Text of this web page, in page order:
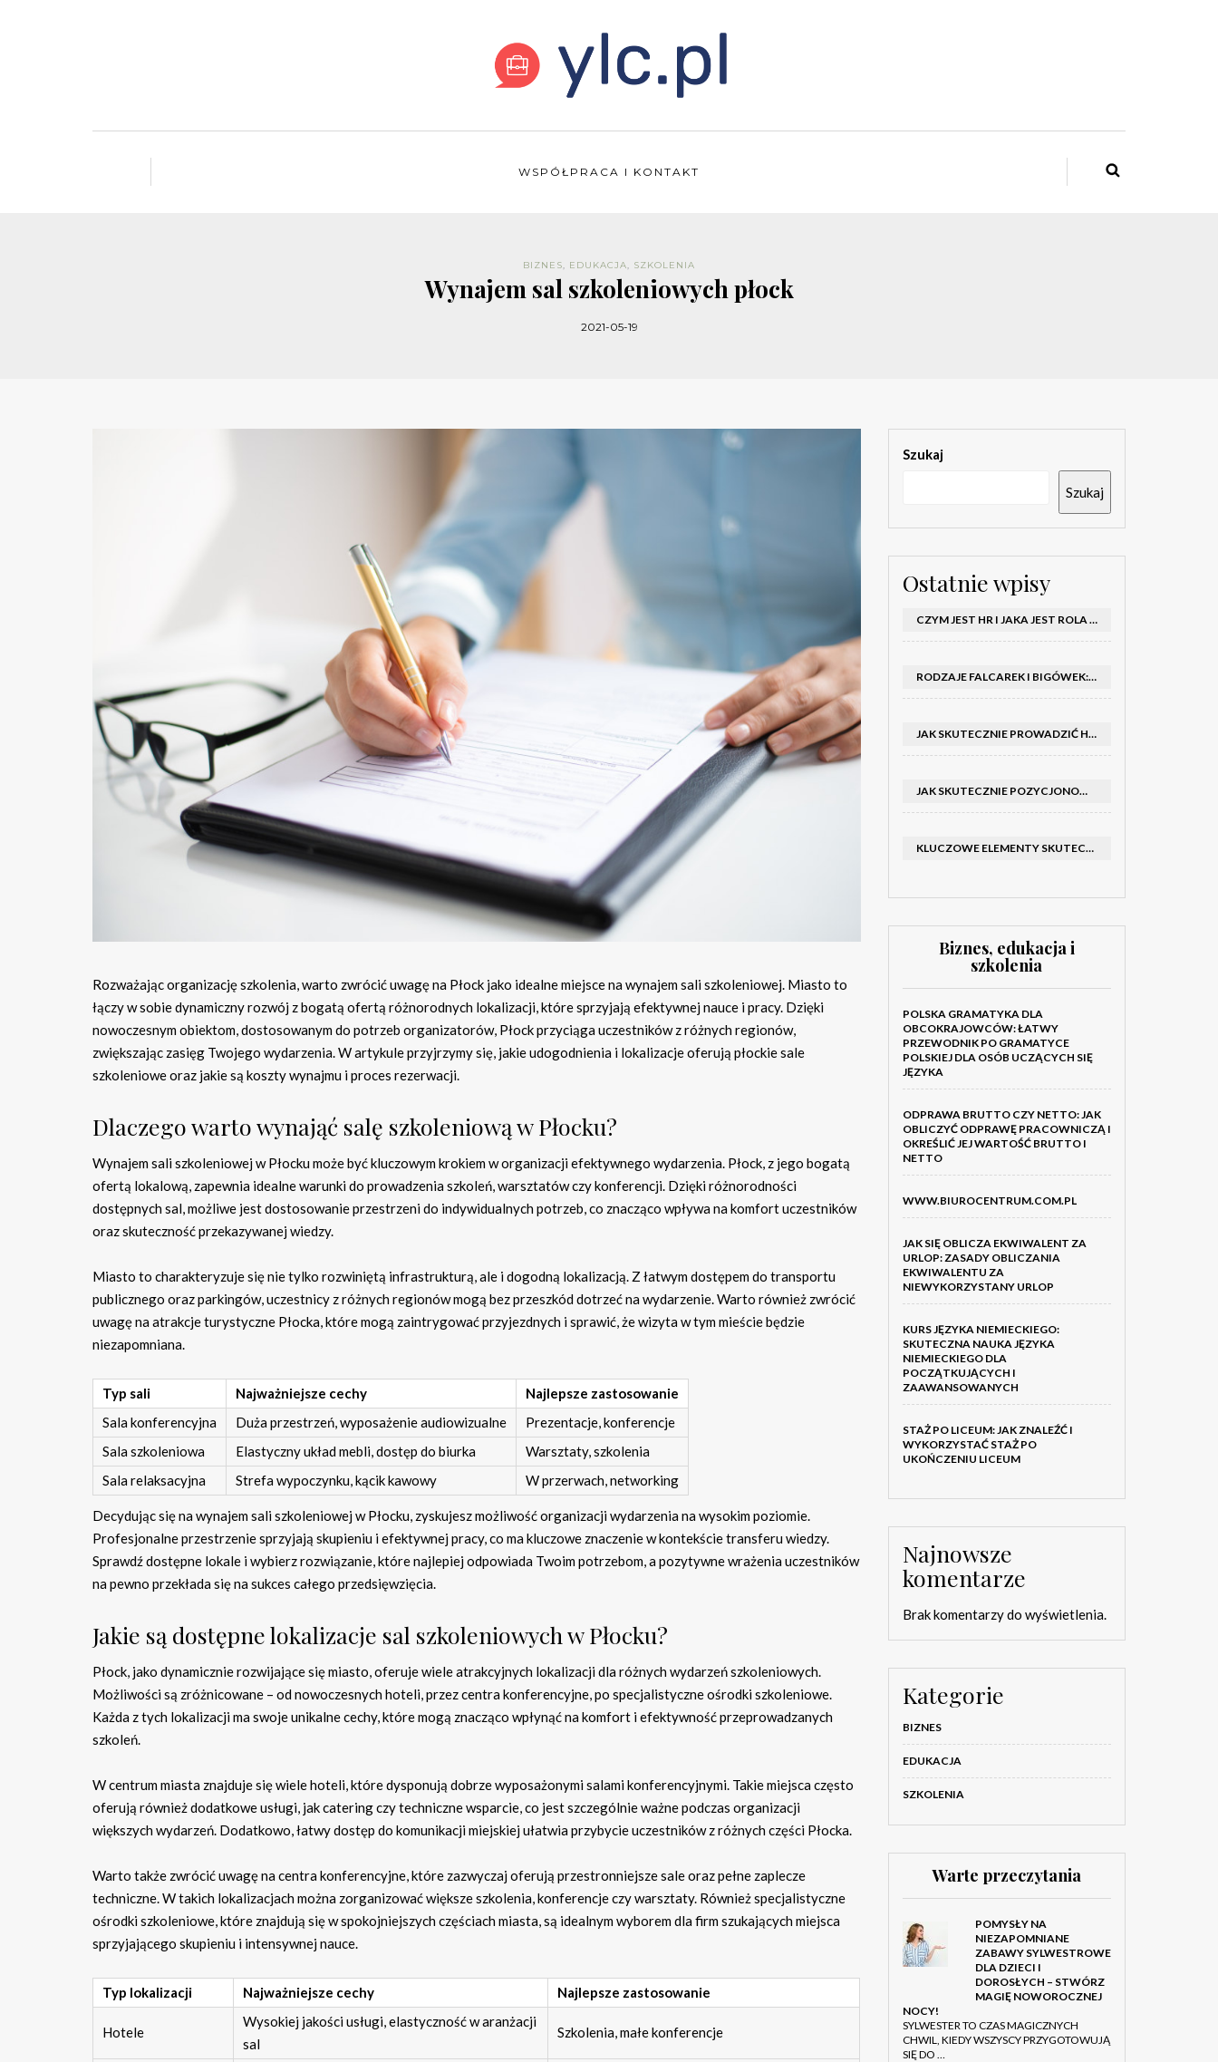
WSPÓŁPRACA I KONTAKT
BIZNES, EDUKACJA, SZKOLENIA
Wynajem sal szkoleniowych płock
2021-05-19
Rozważając organizację szkolenia, warto zwrócić uwagę na Płock jako idealne miejsce na wynajem sali szkoleniowej. Miasto to
łączy w sobie dynamiczny rozwój z bogatą ofertą różnorodnych lokalizacji, które sprzyjają efektywnej nauce i pracy. Dzięki
nowoczesnym obiektom, dostosowanym do potrzeb organizatorów, Płock przyciąga uczestników z różnych regionów,
zwiększając zasięg Twojego wydarzenia. W artykule przyjrzymy się, jakie udogodnienia i lokalizacje oferują płockie sale
szkoleniowe oraz jakie są koszty wynajmu i proces rezerwacji.
Dlaczego warto wynająć salę szkoleniową w Płocku?
Wynajem sali szkoleniowej w Płocku może być kluczowym krokiem w organizacji efektywnego wydarzenia. Płock, z jego bogatą
ofertą lokalową, zapewnia idealne warunki do prowadzenia szkoleń, warsztatów czy konferencji. Dzięki różnorodności
dostępnych sal, możliwe jest dostosowanie przestrzeni do indywidualnych potrzeb, co znacząco wpływa na komfort uczestników
oraz skuteczność przekazywanej wiedzy.
Miasto to charakteryzuje się nie tylko rozwiniętą infrastrukturą, ale i dogodną lokalizacją. Z łatwym dostępem do transportu
publicznego oraz parkingów, uczestnicy z różnych regionów mogą bez przeszkód dotrzeć na wydarzenie. Warto również zwrócić
uwagę na atrakcje turystyczne Płocka, które mogą zaintrygować przyjezdnych i sprawić, że wizyta w tym mieście będzie
niezapomniana.
Typ sali Najważniejsze cechy
Najlepsze zastosowanie
Sala konferencyjna
Duża przestrzeń, wyposażenie audiowizualne
Prezentacje, konferencje
Sala szkoleniowa
Elastyczny układ mebli, dostęp do biurka
Warsztaty, szkolenia
Sala relaksacyjna
Strefa wypoczynku, kącik kawowy W przerwach, networking
Decydując się na wynajem sali szkoleniowej w Płocku, zyskujesz możliwość organizacji wydarzenia na wysokim poziomie.
Profesjonalne przestrzenie sprzyjają skupieniu i efektywnej pracy, co ma kluczowe znaczenie w kontekście transferu wiedzy.
Sprawdź dostępne lokale i wybierz rozwiązanie, które najlepiej odpowiada Twoim potrzebom, a pozytywne wrażenia uczestników
na pewno przekłada się na sukces całego przedsięwzięcia.
Jakie są dostępne lokalizacje sal szkoleniowych w Płocku?
Płock, jako dynamicznie rozwijające się miasto, oferuje wiele atrakcyjnych lokalizacji dla różnych wydarzeń szkoleniowych.
Możliwości są zróżnicowane – od nowoczesnych hoteli, przez centra konferencyjne, po specjalistyczne ośrodki szkoleniowe.
Każda z tych lokalizacji ma swoje unikalne cechy, które mogą znacząco wpłynąć na komfort i efektywność przeprowadzanych
szkoleń.
W centrum miasta znajduje się wiele hoteli, które dysponują dobrze wyposażonymi salami konferencyjnymi. Takie miejsca często
oferują również dodatkowe usługi, jak catering czy techniczne wsparcie, co jest szczególnie ważne podczas organizacji
większych wydarzeń. Dodatkowo, łatwy dostęp do komunikacji miejskiej ułatwia przybycie uczestników z różnych części Płocka.
Warto także zwrócić uwagę na centra konferencyjne, które zazwyczaj oferują przestronniejsze sale oraz pełne zaplecze
techniczne. W takich lokalizacjach można zorganizować większe szkolenia, konferencje czy warsztaty. Również specjalistyczne
ośrodki szkoleniowe, które znajdują się w spokojniejszych częściach miasta, są idealnym wyborem dla firm szukających miejsca
sprzyjającego skupieniu i intensywnej nauce.
Typ lokalizacji Najważniejsze cechy Najlepsze zastosowanie
Hotele
Wysokiej jakości usługi, elastyczność w aranżacji
sal
Szkolenia, małe konferencje
Szukaj
Szukaj
Ostatnie wpisy
CZYM JEST HR I JAKA JEST ROLA DZIAŁU HR W FIRMIE
RODZAJE FALCAREK I BIGÓWEK: JAKIE WYBRAĆ DO PRODUKCJI?
JAK SKUTECZNIE PROWADZIĆ HOSTESSY NA TARGACH: PORADNIK I SZKOLENIA
JAK SKUTECZNIE POZYCJONOWAĆ SKLEP SHOPER: KLUCZOWE KROKI I STRATEGIE
KLUCZOWE ELEMENTY SKUTECZNEGO KATALOGU FIRMOWEGO I BROSZURY
Biznes, edukacja i
szkolenia
POLSKA GRAMATYKA DLA
OBCOKRAJOWCÓW: ŁATWY
PRZEWODNIK PO GRAMATYCE
POLSKIEJ DLA OSÓB UCZĄCYCH SIĘ
JĘZYKA
ODPRAWA BRUTTO CZY NETTO: JAK
OBLICZYĆ ODPRAWĘ PRACOWNICZĄ I
OKREŚLIĆ JEJ WARTOŚĆ BRUTTO I
NETTO
WWW.BIUROCENTRUM.COM.PL
JAK SIĘ OBLICZA EKWIWALENT ZA
URLOP: ZASADY OBLICZANIA
EKWIWALENTU ZA
NIEWYKORZYSTANY URLOP
KURS JĘZYKA NIEMIECKIEGO:
SKUTECZNA NAUKA JĘZYKA
NIEMIECKIEGO DLA
POCZĄTKUJĄCYCH I
ZAAWANSOWANYCH
STAŻ PO LICEUM: JAK ZNALEŹĆ I
WYKORZYSTAĆ STAŻ PO
UKOŃCZENIU LICEUM
Najnowsze
komentarze
Brak komentarzy do wyświetlenia.
Kategorie
BIZNES
EDUKACJA
SZKOLENIA
Warte przeczytania
POMYSŁY NA
NIEZAPOMNIANE
ZABAWY SYLWESTROWE
DLA DZIECI I
DOROSŁYCH – STWÓRZ
MAGIĘ NOWOROCZNEJ
NOCY!
SYLWESTER TO CZAS MAGICZNYCH
CHWIL, KIEDY WSZYSCY PRZYGOTOWUJĄ
SIĘ DO …